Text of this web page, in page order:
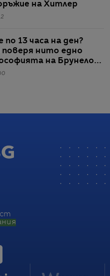
на Хитлер
13 часа на ден?
поверя нито едно
на Брунело
бизнеса и живота